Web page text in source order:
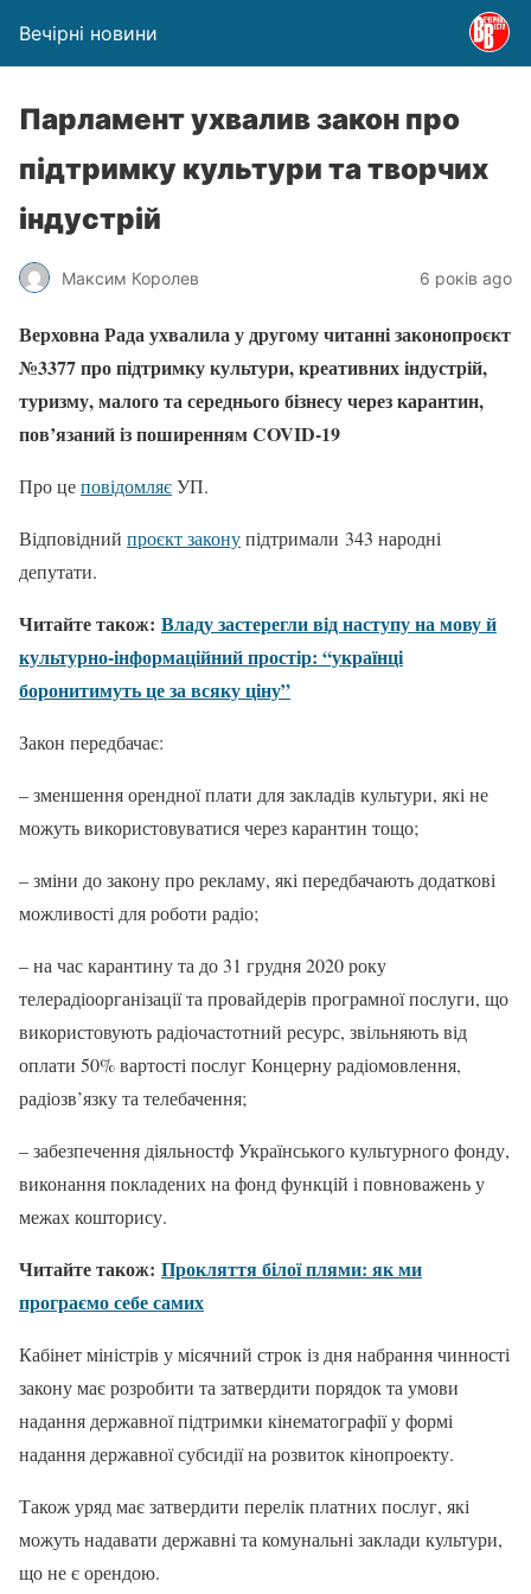
Вечірні новини
Парламент ухвалив закон про
підтримку культури та творчих
індустрій
Максим Королев 6 років ago
Верховна Рада ухвалила у другому читанні законопроєкт
№3377 про підтримку культури, креативних індустрій,
туризму, малого та середнього бізнесу через карантин,
пов’язаний із поширенням COVID-19
Про цеповідомляєУП.
Відповідний проєкт законупідтримали 343 народні
депутати.
Читайте також: Владу застерегли від наступу на мову й
культурно-інформаційний простір: “українці
боронитимуть це за всяку ціну”
Закон передбачає:
– зменшення орендної плати для закладів культури, які не
можуть використовуватися через карантин тощо;
– зміни до закону про рекламу, які передбачають додаткові
можливості для роботи радіо;
– на час карантину та до 31 грудня 2020 року
телерадіоорганізації та провайдерів програмної послуги, що
використовують радіочастотний ресурс, звільняють від
оплати 50% вартості послуг Концерну радіомовлення,
радіозв’язку та телебачення;
– забезпечення діяльностф Українського культурного фонду,
виконання покладених на фонд функцій і повноважень у
межах кошторису.
Читайте також: Прокляття білої плями: як ми
програємо себе самих
Кабінет міністрів у місячний строк із дня набрання чинності
закону має розробити та затвердити порядок та умови
надання державної підтримки кінематографії у формі
надання державної субсидії на розвиток кінопроекту.
Також уряд має затвердити перелік платних послуг, які
можуть надавати державні та комунальні заклади культури,
що не є орендою.